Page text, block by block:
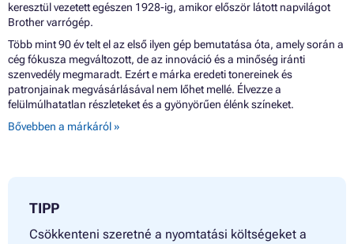
keresztül vezetett egészen 1928-ig, amikor először látott napvilágot
Brother varrógép.
Több mint 90 év telt el az első ilyen gép bemutatása óta, amely során a
cég fókusza megváltozott, de az innováció és a minőség iránti
szenvedély megmaradt. Ezért e márka eredeti tonereinek és
patronjainak megvásárlásával nem lőhet mellé. Élvezze a
felülmúlhatatlan részleteket és a gyönyörűen élénk színeket.
Bővebben a márkáról »
TIPP
Csökkenteni szeretné a nyomtatási költségeket a